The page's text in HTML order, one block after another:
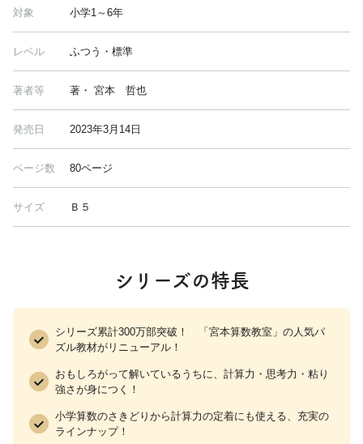
対象 小学1～6年
レベル ふつう・標準
著者等 著・ 宮本 哲也
発売日 2023年3月14日
ページ数 80ページ
サイズ Ｂ５
シリーズの特長
シリーズ累計300万部突破！ 「宮本算数教室」の人気パ
ズル教材がリニューアル！
おもしろがって解いているうちに、計算力・思考力・粘り
強さが身につく！
小学算数のさきどりから計算力の定着にも使える、充実の
ラインナップ！